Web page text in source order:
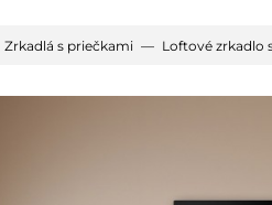
Zrkadlá s priečkami Loftové zrkadlo